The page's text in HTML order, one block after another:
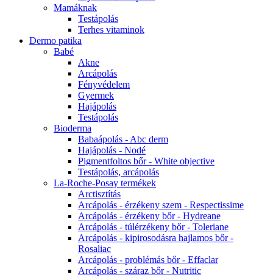
Mamáknak
Testápolás
Terhes vitaminok
Dermo patika
Babé
Akne
Arcápolás
Fényvédelem
Gyermek
Hajápolás
Testápolás
Bioderma
Babaápolás - Abc derm
Hajápolás - Nodé
Pigmentfoltos bőr - White objective
Testápolás, arcápolás
La-Roche-Posay termékek
Arctisztítás
Arcápolás - érzékeny szem - Respectissime
Arcápolás - érzékeny bőr - Hydreane
Arcápolás - túlérzékeny bőr - Toleriane
Arcápolás - kipirosodásra hajlamos bőr -
Rosaliac
Arcápolás - problémás bőr - Effaclar
Arcápolás - száraz bőr - Nutritic